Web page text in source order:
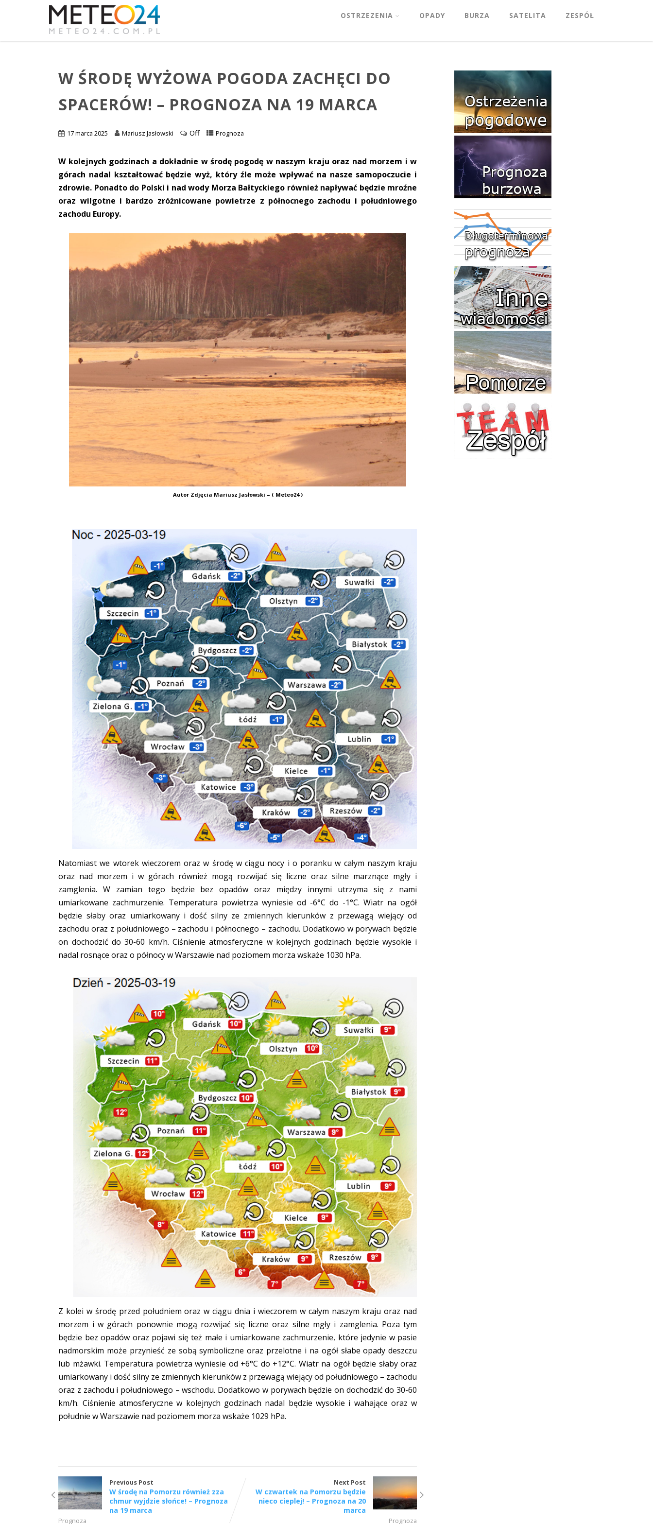
OSTRZEZENIA OPADY BURZA SATELITA ZESPÓŁ
W ŚRODĘ WYŻOWA POGODA ZACHĘCI DO
SPACERÓW! – PROGNOZA NA 19 MARCA
17 marca 2025 Mariusz Jasłowski Off Prognoza
W kolejnych godzinach a dokładnie w środę pogodę w naszym kraju oraz nad morzem i w
górach nadal kształtować będzie wyż, który źle może wpływać na nasze samopoczucie i
zdrowie. Ponadto do Polski i nad wody Morza Bałtyckiego również napływać będzie mroźne
oraz wilgotne i bardzo zróżnicowane powietrze z północnego zachodu i południowego
zachodu Europy.
Autor Zdjęcia Mariusz Jasłowski – ( Meteo24 )
Natomiast we wtorek wieczorem oraz w środę w ciągu nocy i o poranku w całym naszym kraju
oraz nad morzem i w górach również mogą rozwijać się liczne oraz silne marznące mgły i
zamglenia. W zamian tego będzie bez opadów oraz między innymi utrzyma się z nami
umiarkowane zachmurzenie. Temperatura powietrza wyniesie od -6°C do -1°C. Wiatr na ogół
będzie słaby oraz umiarkowany i dość silny ze zmiennych kierunków z przewagą wiejący od
zachodu oraz z południowego – zachodu i północnego – zachodu. Dodatkowo w porywach będzie
on dochodzić do 30-60 km/h. Ciśnienie atmosferyczne w kolejnych godzinach będzie wysokie i
nadal rosnące oraz o północy w Warszawie nad poziomem morza wskaże 1030 hPa.
Z kolei w środę przed południem oraz w ciągu dnia i wieczorem w całym naszym kraju oraz nad
morzem i w górach ponownie mogą rozwijać się liczne oraz silne mgły i zamglenia. Poza tym
będzie bez opadów oraz pojawi się też małe i umiarkowane zachmurzenie, które jedynie w pasie
nadmorskim może przynieść ze sobą symboliczne oraz przelotne i na ogół słabe opady deszczu
lub mżawki. Temperatura powietrza wyniesie od +6°C do +12°C. Wiatr na ogół będzie słaby oraz
umiarkowany i dość silny ze zmiennych kierunków z przewagą wiejący od południowego – zachodu
oraz z zachodu i południowego – wschodu. Dodatkowo w porywach będzie on dochodzić do 30-60
km/h. Ciśnienie atmosferyczne w kolejnych godzinach nadal będzie wysokie i wahające oraz w
południe w Warszawie nad poziomem morza wskaże 1029 hPa.
Previous Post
W środę na Pomorzu również zza
chmur wyjdzie słońce! – Prognoza
na 19 marca
Prognoza
Next Post
W czwartek na Pomorzu będzie
nieco cieplej! – Prognoza na 20
marca
Prognoza